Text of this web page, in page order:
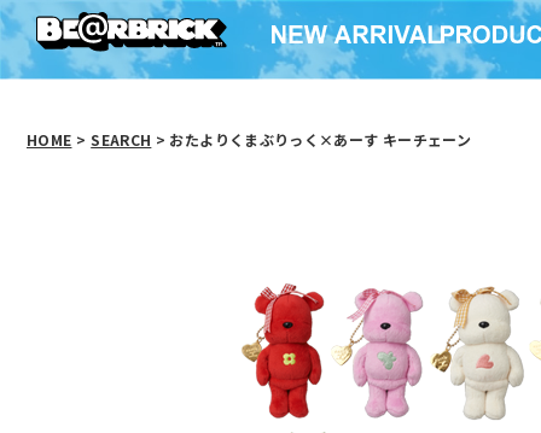
HOME > SEARCH > おたよりくまぶりっく×あーす キーチェーン